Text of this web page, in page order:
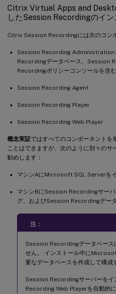
Citrix Virtual Apps and
したSession Recordingのイ
Citrix Session Recordingには次のコン
Session Recording Administration
Recordingデータベース、Session
Recordingポリシーコンソールを含む
Session Recording Agent
Session Recording Player
Session Recording Web Player
概念実証ではすべてのコンポーネントを
ことはできますが、次のように別々の
勧めします：
マシンAにMicrosoft SQL Serverをイ
マシンBにSession Recordingサー
グ、およびSession Recordingデー
注：
Session Recordingデータベース
せん。 インストール中に
要なデータベースを作成して構成
Session Recordingサーバーをイ
Recording Web Playerを自動的に